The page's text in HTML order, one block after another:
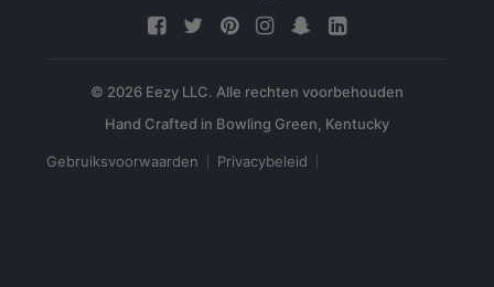
© 2026 Eezy LLC. Alle rechten voorbehouden
Gebruiksvoorwaarden Privacybeleid